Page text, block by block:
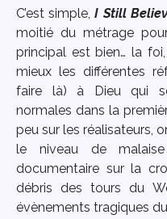
C’est simple,I Still
moitié du métrage
principal est bien… la foi,
mieux les différentes
faire là) à Dieu qui
normales dans la
peu sur les réalisateurs,
le niveau de
documentaire sur la
débris des tours du
évènements tragiques